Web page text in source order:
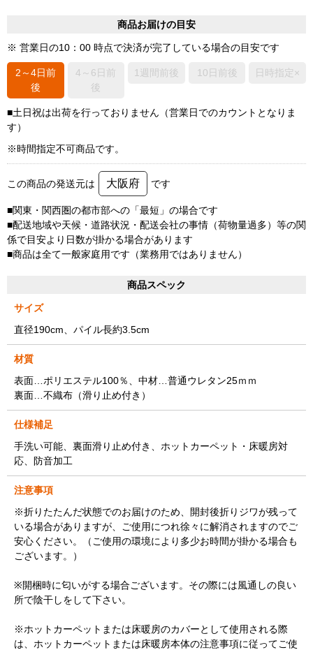
商品お届けの目安
※ 営業日の10：00 時点で決済が完了している場合の目安です
2～4日前
後
4～6日前
後
1週間前後 10日前後 日時指定×
■土日祝は出荷を行っておりません（営業日でのカウントとなりま
す）
※時間指定不可商品です。
この商品の発送元は 大阪府 です
■関東・関西圏の都市部への「最短」の場合です
■配送地域や天候・道路状況・配送会社の事情（荷物量過多）等の関
係で目安より日数が掛かる場合があります
■商品は全て一般家庭用です（業務用ではありません）
商品スペック
サイズ
直径190cm、パイル長約3.5cm
材質
表面…ポリエステル100％、中材…普通ウレタン25ｍｍ
裏面…不織布（滑り止め付き）
仕様補足
手洗い可能、裏面滑り止め付き、ホットカーペット・床暖房対
応、防音加工
注意事項
※折りたたんだ状態でのお届けのため、開封後折りジワが残って
いる場合がありますが、ご使用につれ徐々に解消されますのでご
安心ください。（ご使用の環境により多少お時間が掛かる場合も
ございます。）
※開梱時に匂いがする場合ございます。その際には風通しの良い
所で陰干しをして下さい。
※ホットカーペットまたは床暖房のカバーとして使用される際
は、ホットカーペットまたは床暖房本体の注意事項に従ってご使